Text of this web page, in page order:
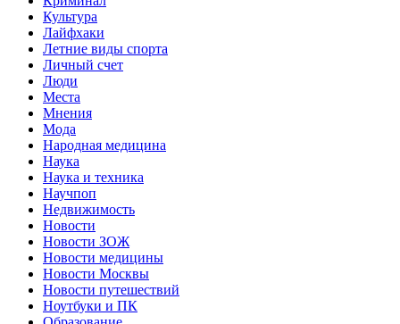
Культура
Лайфхаки
Летние виды спорта
Личный счет
Люди
Места
Мнения
Мода
Народная медицина
Наука
Наука и техника
Научпоп
Недвижимость
Новости
Новости ЗОЖ
Новости медицины
Новости Москвы
Новости путешествий
Ноутбуки и ПК